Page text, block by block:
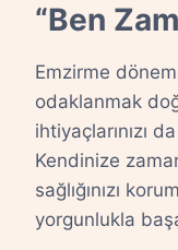
“Ben
Emzirme
odaklanmak
ihtiyaçlarınızı
Kendinize
sağlığınızı
yorgunlukla başa